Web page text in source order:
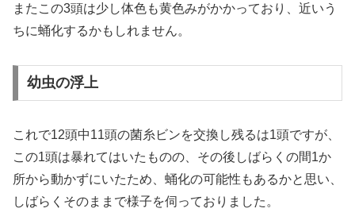
またこの3頭は少し体色も黄色みがかかっており、近いう
ちに蛹化するかもしれません。
幼虫の浮上
これで12頭中11頭の菌糸ビンを交換し残るは1頭ですが、
この1頭は暴れてはいたものの、その後しばらくの間1か
所から動かずにいたため、蛹化の可能性もあるかと思い、
しばらくそのままで様子を伺っておりました。